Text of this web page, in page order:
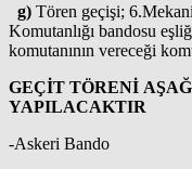
g) Tören geçişi;
Komutanlığı bandosu
komutanının vereceği
GEÇİT TÖRENİ
YAPILACAKTIR
-Askeri Bando